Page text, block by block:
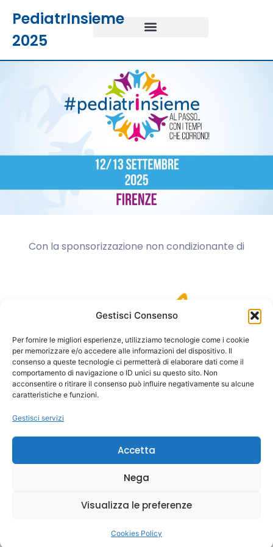
Gestisci Consenso
Per fornire le migliori esperienze, utilizziamo tecnologie come i cookie
per memorizzare e/o accedere alle informazioni del dispositivo. Il
consenso a queste tecnologie ci permetterà di elaborare dati come il
comportamento di navigazione o ID unici su questo sito. Non
acconsentire o ritirare il consenso può influire negativamente su alcune
caratteristiche e funzioni.
Gestisci servizi
Accetta
Nega
Visualizza le preferenze
Cookies Policy
PediatrInsieme
2025
Con la sponsorizzazione non condizionante di
Reserved. | AIM Italy – VAT IT00943621003